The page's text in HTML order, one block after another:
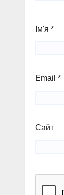
Ім'я *
Email *
Сайт